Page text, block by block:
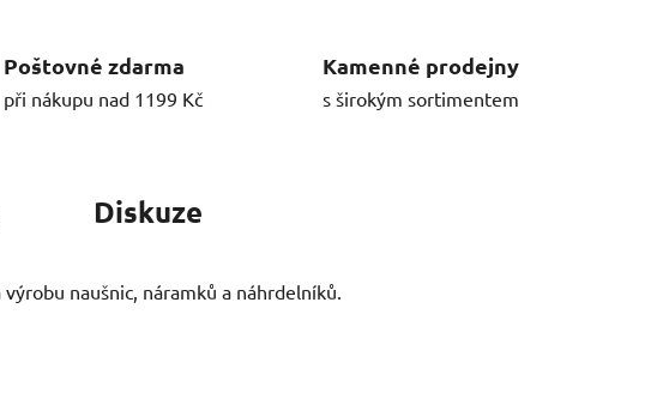
Poštovné zdarma
při nákupu nad 1199 Kč
Kamenné prodejny
s širokým sortimentem
Diskuze
naušnic, náramků a náhrdelníků.